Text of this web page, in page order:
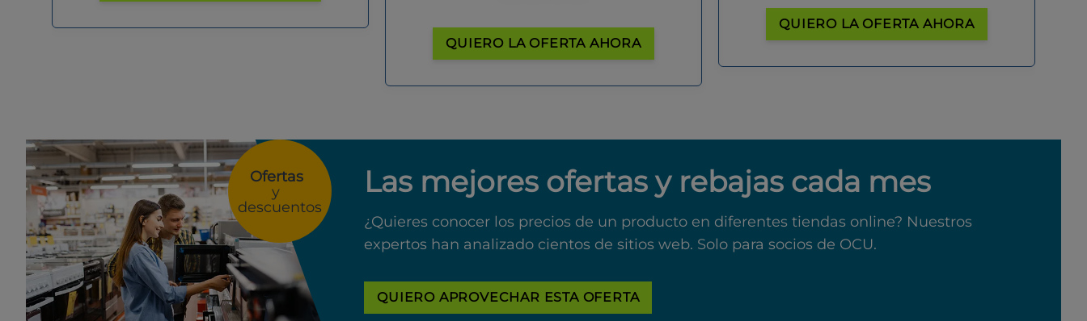
QUIERO LA OFERTA AHORA
QUIERO LA OFERTA AHORA
Ofertas
y
descuentos
Las mejores ofertas y rebajas cada mes
¿Quieres conocer los precios de un producto en diferentes tiendas online? Nuestros
expertos han analizado cientos de sitios web. Solo para socios de OCU.
QUIERO APROVECHAR ESTA OFERTA